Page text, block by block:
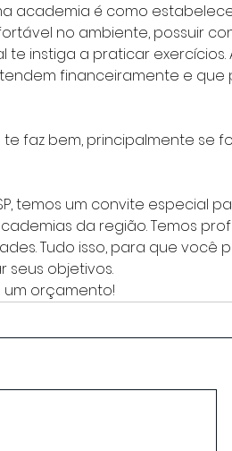
academia é como
no ambiente, possuir
instiga a praticar exercícios.
financeiramente e que
faz bem, principalmente se
temos um convite especial
da região. Temos
Tudo isso, para que você
seus objetivos.
orçamento!